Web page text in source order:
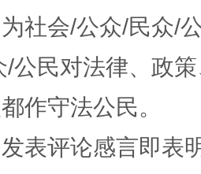
社会/公众/民众/
/公民对法律、政
作守法公民。
表评论感言即表